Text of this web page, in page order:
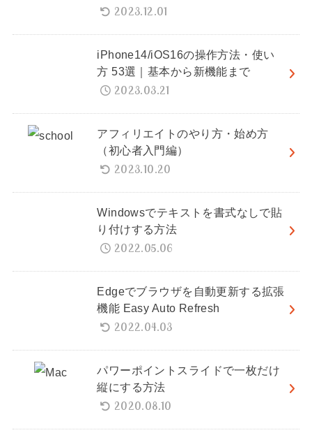
2023.12.01
iPhone14/iOS16の操作方法・使い
方 53選｜基本から新機能まで
2023.03.21
アフィリエイトのやり方・始め方
（初心者入門編）
2023.10.20
Windowsでテキストを書式なしで貼
り付けする方法
2022.05.06
Edgeでブラウザを自動更新する拡張
機能 Easy Auto Refresh
2022.04.03
パワーポイントスライドで一枚だけ
縦にする方法
2020.08.10